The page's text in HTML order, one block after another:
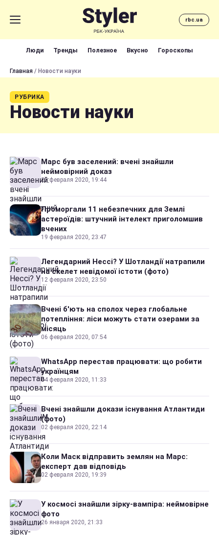
rbc.ua
Люди Тренды Полезное Вкусно Гороскопы
Главная / Новости науки
РУБРИКА
Новости науки
Марс був заселений: вчені знайшли
неймовірний доказ
25 февраля 2020, 19:44
Проморгали 11 небезпечних для Землі
астероїдів: штучний інтелект приголомшив
вчених
19 февраля 2020, 23:47
Легендарний Нессі? У Шотландії натрапили
на скелет невідомої істоти (фото)
12 февраля 2020, 23:50
Вчені б'ють на сполох через глобальне
потепління: ліси можуть стати озерами за
місяць
06 февраля 2020, 07:54
WhatsApp перестав працювати: що робити
українцям
04 февраля 2020, 11:33
Вчені знайшли докази існування Атлантиди
(фото)
02 февраля 2020, 22:14
Коли Маск відправить землян на Марс:
експерт дав відповідь
02 февраля 2020, 19:39
У космосі знайшли зірку-вампіра: неймовірне
фото
26 января 2020, 21:33